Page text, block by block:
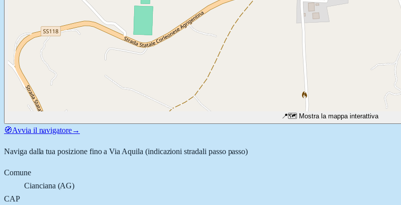
📍🗺️ Mostra la mappa interattiva
🧭Avvia il navigatore→
Naviga dalla tua posizione fino aVia Aquila (indicazioni stradali passo passo)
Comune
Cianciana (AG)
CAP